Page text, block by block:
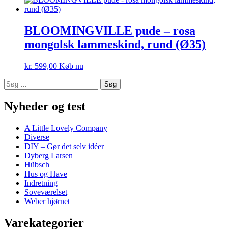
BLOOMINGVILLE pude – rosa
mongolsk lammeskind, rund (Ø35)
kr. 599,00 Køb nu
Søg
efter:
Nyheder og test
A Little Lovely Company
Diverse
DIY – Gør det selv idéer
Dyberg Larsen
Hübsch
Hus og Have
Indretning
Soveværelset
Weber hjørnet
Varekategorier